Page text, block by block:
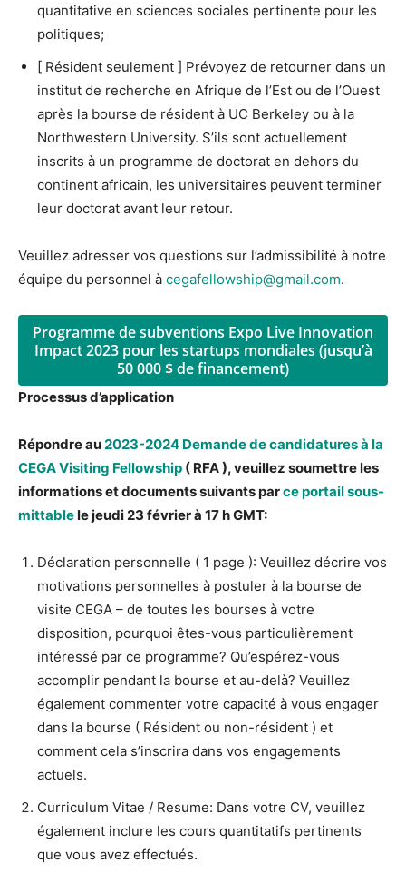
quantitative en sciences sociales pertinente pour les
politiques;
[ Résident seulement ] Prévoyez de retourner dans un
institut de recherche en Afrique de l’Est ou de l’Ouest
après la bourse de résident à UC Berkeley ou à la
Northwestern University. S’ils sont actuellement
inscrits à un programme de doctorat en dehors du
continent africain, les universitaires peuvent terminer
leur doctorat avant leur retour.
Veuillez adresser vos questions sur l’admissibilité à notre
équipe du personnel à cegafellowship@gmail.com.
Programme de subventions Expo Live Innovation
Impact 2023 pour les startups mondiales (jusqu’à
50 000 $ de financement)
Processus d’application
Répondre au 2023-2024 Demande de candidatures à la
CEGA Visiting Fellowship ( RFA ), veuillez soumettre les
informations et documents suivants parce portail sous-
mittablele jeudi 23 février à 17 h GMT:
Déclaration personnelle ( 1 page ): Veuillez décrire vos
motivations personnelles à postuler à la bourse de
visite CEGA – de toutes les bourses à votre
disposition, pourquoi êtes-vous particulièrement
intéressé par ce programme? Qu’espérez-vous
accomplir pendant la bourse et au-delà? Veuillez
également commenter votre capacité à vous engager
dans la bourse ( Résident ou non-résident ) et
comment cela s’inscrira dans vos engagements
actuels.
Curriculum Vitae / Resume: Dans votre CV, veuillez
également inclure les cours quantitatifs pertinents
que vous avez effectués.